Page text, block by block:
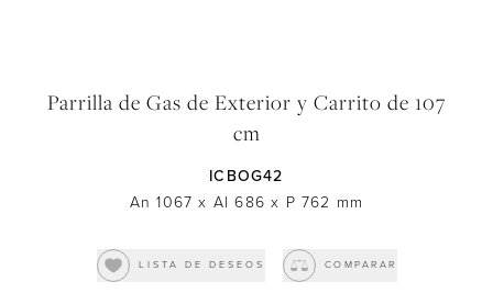
Parrilla de Gas de Exterior y Carrito de 107
cm
ICBOG42
An 1067 x Al 686 x P 762 mm
LISTA DE DESEOS COMPARAR